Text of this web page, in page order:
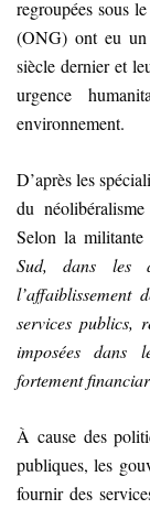
regroupées sous
(ONG) ont eu un
siècle dernier et
urgence
environnement.
D’après les
du
Selon la
Sud, dans les
l’affaiblissement
services publics,
imposées dans
fortement
À cause des
publiques, les
fournir des